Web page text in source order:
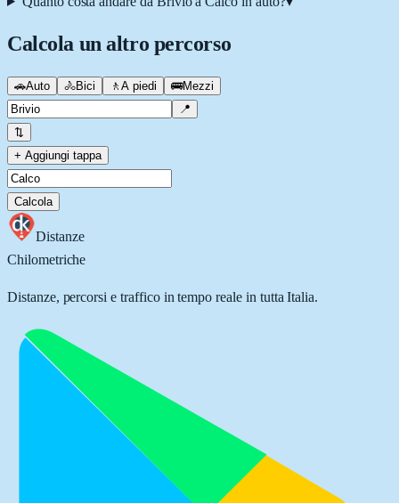
Calcola un altro percorso
🚗Auto 🚴Bici 🚶 A piedi 🚌Mezzi
📍
⇅
+ Aggiungi tappa
Calcola
Distanze
Chilometriche
Distanze, percorsi e traffico in tempo reale in tutta Italia.